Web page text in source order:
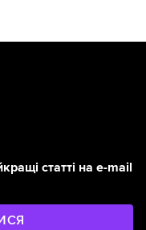
статті на e-mail